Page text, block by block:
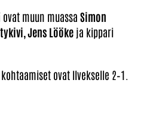
muun muassa Simon
Jens Lööke ja kippari
ovat Ilvekselle 2–1.